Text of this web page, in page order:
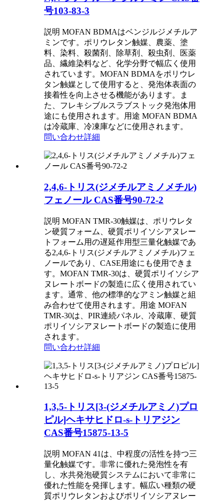
号103-83-3
説明 MOFAN BDMAはベンジルジメチルア
ミンです。ポリウレタン触媒、農薬、塗
料、染料、殺菌剤、除草剤、殺虫剤、医薬
品、繊維染料など、化学分野で幅広く使用
されています。MOFAN BDMAをポリウレ
タン触媒として使用すると、発泡体表面の
接着性を向上させる機能があります。ま
た、フレキシブルスラブストック発泡体用
途にも使用されます。用途 MOFAN BDMA
は冷蔵庫、冷凍庫などに使用されます。
問い合わせ詳細
2,4,6-トリス(ジメチルアミノメチル)
フェノール CAS番号90-72-2
説明 MOFAN TMR-30触媒は、ポリウレタ
ン硬質フォーム、硬質ポリイソシアヌレー
トフォーム用の遅延作用型三量化触媒であ
る2,4,6-トリス(ジメチルアミノメチル)フェ
ノールであり、CASE用途にも使用できま
す。MOFAN TMR-30は、硬質ポリイソシア
ヌレートボードの製造に広く使用されてい
ます。通常、他の標準的なアミン触媒と組
み合わせて使用​​されます。用途 MOFAN
TMR-30は、PIR連続パネル、冷蔵庫、硬質
ポリイソシアヌレートボードの製造に使用
されます。
問い合わせ詳細
1,3,5-トリス[3-(ジメチルアミノ)プロ
ピル]ヘキサヒドロ-s-トリアジン
CAS番号15875-13-5
説明 MOFAN 41は、中程度の活性を持つ三
量化触媒です。非常に優れた発泡性を有
し、水共発泡硬質システムにおいて非常に
優れた性能を発揮します。幅広い種類の硬
質ポリウレタンおよびポリイソシアヌレー